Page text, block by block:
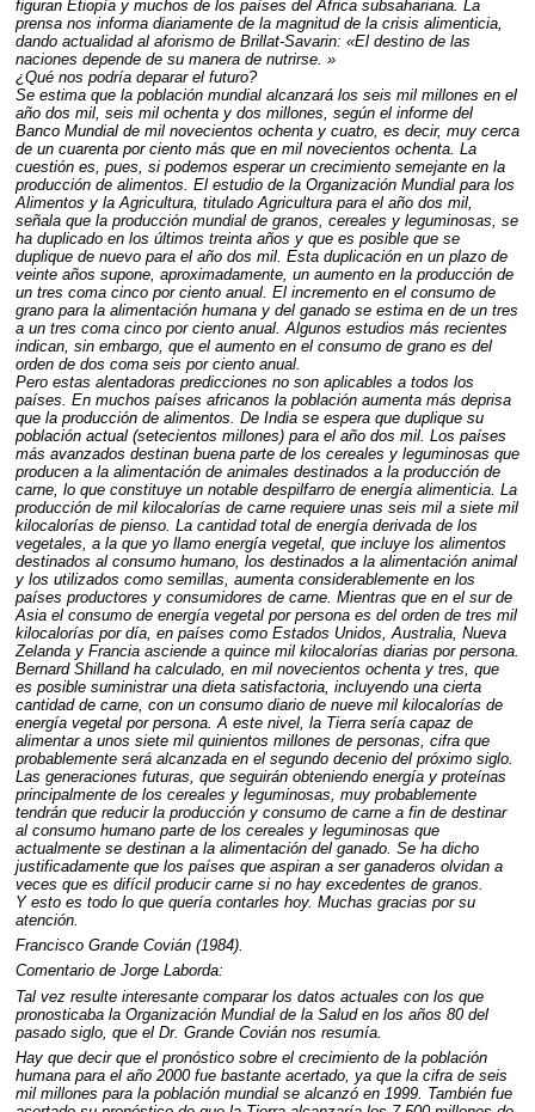
figuran Etiopía y muchos de los países del África subsahariana. La
prensa nos informa diariamente de la magnitud de la crisis alimenticia,
dando actualidad al aforismo de Brillat-Savarin: «El destino de las
naciones depende de su manera de nutrirse. »
¿Qué nos podría deparar el futuro?
Se estima que la población mundial alcanzará los seis mil millones en el
año dos mil, seis mil ochenta y dos millones, según el informe del
Banco Mundial de mil novecientos ochenta y cuatro, es decir, muy cerca
de un cuarenta por ciento más que en mil novecientos ochenta. La
cuestión es, pues, si podemos esperar un crecimiento semejante en la
producción de alimentos. El estudio de la Organización Mundial para los
Alimentos y la Agricultura, titulado Agricultura para el año dos mil,
señala que la producción mundial de granos, cereales y leguminosas, se
ha duplicado en los últimos treinta años y que es posible que se
duplique de nuevo para el año dos mil. Esta duplicación en un plazo de
veinte años supone, aproximadamente, un aumento en la producción de
un tres coma cinco por ciento anual. El incremento en el consumo de
grano para la alimentación humana y del ganado se estima en de un tres
a un tres coma cinco por ciento anual. Algunos estudios más recientes
indican, sin embargo, que el aumento en el consumo de grano es del
orden de dos coma seis por ciento anual.
Pero estas alentadoras predicciones no son aplicables a todos los
países. En muchos países africanos la población aumenta más deprisa
que la producción de alimentos. De India se espera que duplique su
población actual (setecientos millones) para el año dos mil. Los países
más avanzados destinan buena parte de los cereales y leguminosas que
producen a la alimentación de animales destinados a la producción de
carne, lo que constituye un notable despilfarro de energía alimenticia. La
producción de mil kilocalorías de carne requiere unas seis mil a siete mil
kilocalorías de pienso. La cantidad total de energía derivada de los
vegetales, a la que yo llamo energía vegetal, que incluye los alimentos
destinados al consumo humano, los destinados a la alimentación animal
y los utilizados como semillas, aumenta considerablemente en los
países productores y consumidores de carne. Mientras que en el sur de
Asia el consumo de energía vegetal por persona es del orden de tres mil
kilocalorías por día, en países como Estados Unidos, Australia, Nueva
Zelanda y Francia asciende a quince mil kilocalorías diarias por persona.
Bernard Shilland ha calculado, en mil novecientos ochenta y tres, que
es posible suministrar una dieta satisfactoria, incluyendo una cierta
cantidad de carne, con un consumo diario de nueve mil kilocalorías de
energía vegetal por persona. A este nivel, la Tierra sería capaz de
alimentar a unos siete mil quinientos millones de personas, cifra que
probablemente será alcanzada en el segundo decenio del próximo siglo.
Las generaciones futuras, que seguirán obteniendo energía y proteínas
principalmente de los cereales y leguminosas, muy probablemente
tendrán que reducir la producción y consumo de carne a fin de destinar
al consumo humano parte de los cereales y leguminosas que
actualmente se destinan a la alimentación del ganado. Se ha dicho
justificadamente que los países que aspiran a ser ganaderos olvidan a
veces que es difícil producir carne si no hay excedentes de granos.
Y esto es todo lo que quería contarles hoy. Muchas gracias por su
atención.
Francisco Grande Covián (1984).
Comentario de Jorge Laborda:
Tal vez resulte interesante comparar los datos actuales con los que
pronosticaba la Organización Mundial de la Salud en los años 80 del
pasado siglo, que el Dr. Grande Covián nos resumía.
Hay que decir que el pronóstico sobre el crecimiento de la población
humana para el año 2000 fue bastante acertado, ya que la cifra de seis
mil millones para la población mundial se alcanzó en 1999. También fue